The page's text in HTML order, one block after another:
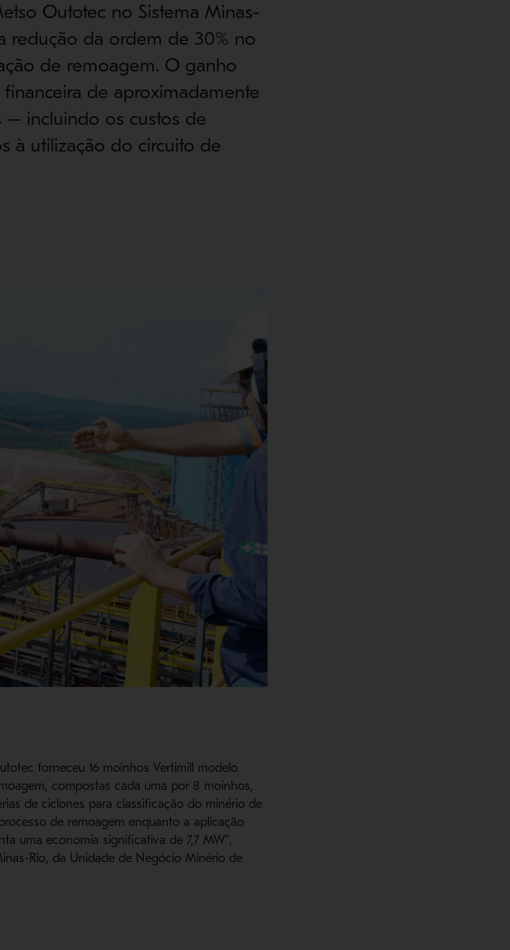
Outotec no Sistema Minas-
redução da ordem de 30% no
de remoagem. O ganho
de aproximadamente
– incluindo os custos de
à utilização do circuito de
forneceu 16 moinhos Vertimill modelo
compostas cada uma por 8 moinhos,
de ciclones para classificação do minério de
de remoagem enquanto a aplicação
uma economia significativa de 7,7 MW”,
Rio, da Unidade de Negócio Minério de